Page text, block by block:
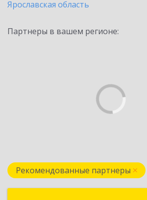
Ярославская область
Партнеры в вашем регионе:
Рекомендованные партнеры